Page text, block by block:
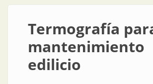
Termografía
mantenimiento
edilicio